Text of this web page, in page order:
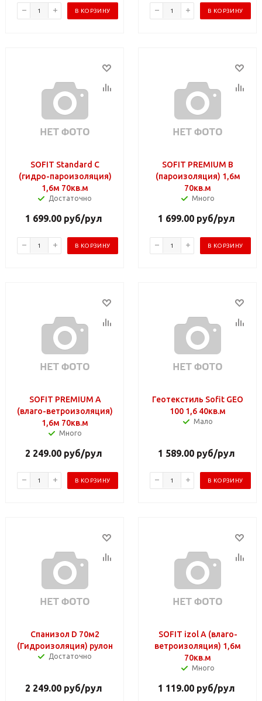
В КОРЗИНУ В КОРЗИНУ
SOFIT Standard С
(гидро-пароизоляция)
1,6м 70кв.м
Достаточно
1 699.00 руб/рул
В КОРЗИНУ
SOFIT PREMIUM В
(пароизоляция) 1,6м
70кв.м
Много
1 699.00 руб/рул
В КОРЗИНУ
SOFIT PREMIUM А
(влаго-ветроизоляция)
1,6м 70кв.м
Много
2 249.00 руб/рул
В КОРЗИНУ
Геотекстиль Sofit GEO
100 1,6 40кв.м
Мало
1 589.00 руб/рул
В КОРЗИНУ
Спанизол D 70м2
(Гидроизоляция) рулон
Достаточно
2 249.00 руб/рул
SOFIT izol А (влаго-
ветроизоляция) 1,6м
70кв.м
Много
1 119.00 руб/рул